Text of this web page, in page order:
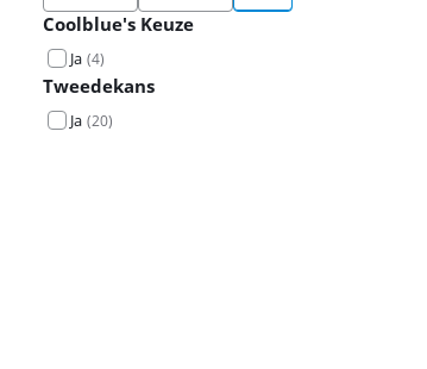
Coolblue's Keuze
Ja (4)
Tweedekans
Ja (20)